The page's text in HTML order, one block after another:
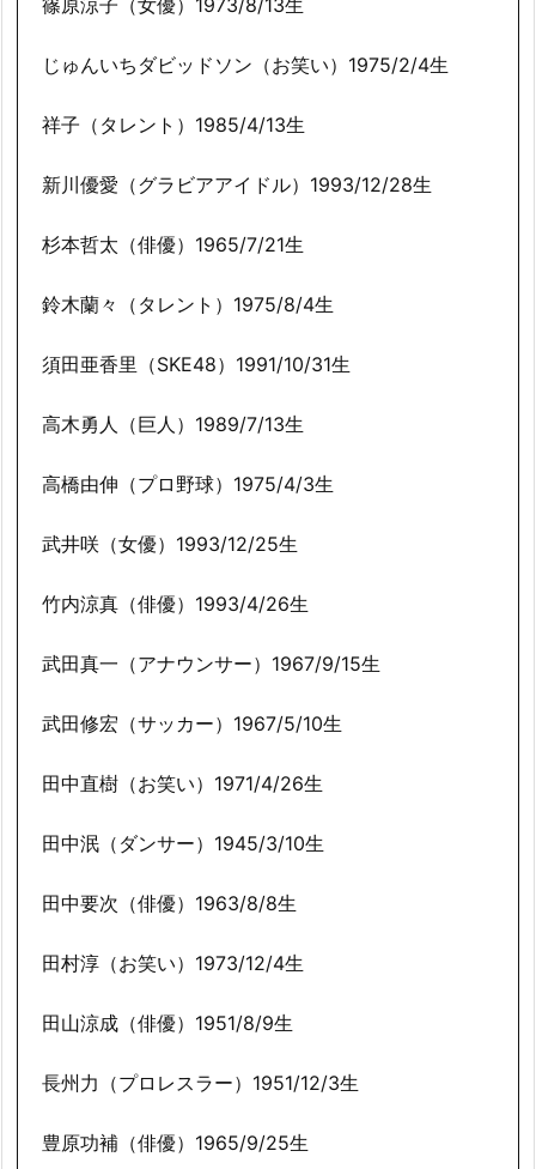
篠原涼子（女優）1973/8/13生
じゅんいちダビッドソン（お笑い）1975/2/4生
祥子（タレント）1985/4/13生
新川優愛（グラビアアイドル）1993/12/28生
杉本哲太（俳優）1965/7/21生
鈴木蘭々（タレント）1975/8/4生
須田亜香里（SKE48）1991/10/31生
高木勇人（巨人）1989/7/13生
高橋由伸（プロ野球）1975/4/3生
武井咲（女優）1993/12/25生
竹内涼真（俳優）1993/4/26生
武田真一（アナウンサー）1967/9/15生
武田修宏（サッカー）1967/5/10生
田中直樹（お笑い）1971/4/26生
田中泯（ダンサー）1945/3/10生
田中要次（俳優）1963/8/8生
田村淳（お笑い）1973/12/4生
田山涼成（俳優）1951/8/9生
長州力（プロレスラー）1951/12/3生
豊原功補（俳優）1965/9/25生